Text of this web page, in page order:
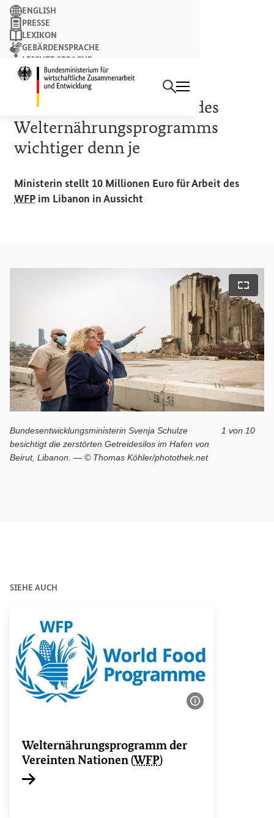
Suchbegriff
Suchen
ENGLISH
PRESSE
LEXIKON
GEBÄRDENSPRACHE
LEICHTE SPRACHE
NEWSLETTER
LIBANON
Schulze in Beirut: Arbeit des
Welternährungsprogramms
wichtiger denn je
Ministerin stellt 10 Millionen Euro für Arbeit des
WFP im Libanon in Aussicht
Bundesentwicklungsministerin Svenja Schulze
besichtigt die zerstörten Getreidesilos im Hafen von
Beirut, Libanon. — © Thomas Köhler/photothek.net
1 von 10
SIEHE AUCH
Welternährungsprogramm der
Vereinten Nationen (WFP)